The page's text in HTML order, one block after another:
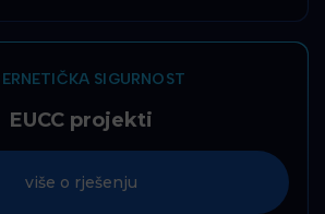
SIGURNOST
EUCC projekti
više o rješenju